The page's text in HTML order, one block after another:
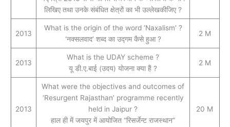
लिखिए तथा उनके संबंधित क्षेत्रों का भी उल्लेखकीजिए ?
2013
What is the origin of the word ‘Naxalism’ ?
‘नक्सलवाद’ शब्द का उद्गम कैसे हुआ ?
2 M
2013
What is the UDAY scheme ?
यू डी.ए.बाई (उदय) योजना क्या हैं ?
2 M
2013
What were the objectives and outcomes of
‘Resurgent Rajasthan’ programme recently
held in Jaipur ?
हाल ही में जयपुर में आयोजित “रिसर्जेन्ट राजस्थान”
20 M